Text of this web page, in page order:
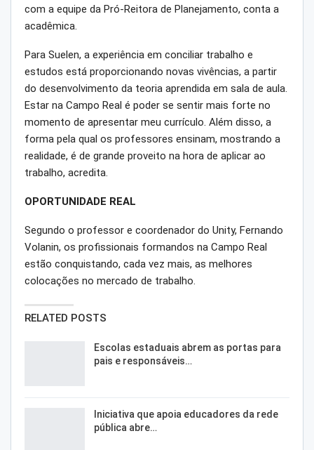
com a equipe da Pró-Reitora de Planejamento, conta a
acadêmica.
Para Suelen, a experiência em conciliar trabalho e
estudos está proporcionando novas vivências, a partir
do desenvolvimento da teoria aprendida em sala de aula.
Estar na Campo Real é poder se sentir mais forte no
momento de apresentar meu currículo. Além disso, a
forma pela qual os professores ensinam, mostrando a
realidade, é de grande proveito na hora de aplicar ao
trabalho, acredita.
OPORTUNIDADE REAL
Segundo o professor e coordenador do Unity, Fernando
Volanin, os profissionais formandos na Campo Real
estão conquistando, cada vez mais, as melhores
colocações no mercado de trabalho.
RELATED POSTS
Escolas estaduais abrem as portas para
pais e responsáveis…
Iniciativa que apoia educadores da rede
pública abre…